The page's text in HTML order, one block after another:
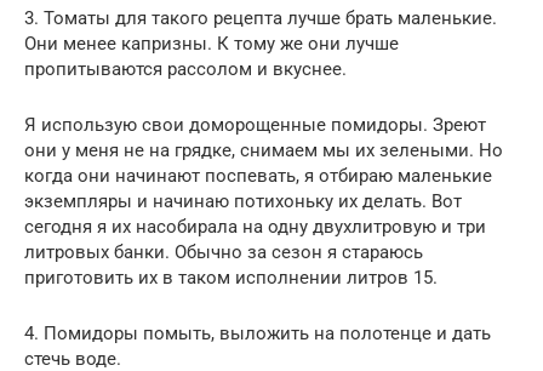
3. Томаты для такого рецепта лучше брать маленькие.
Они менее капризны. К тому же они лучше
пропитываются рассолом и вкуснее.
Я использую свои доморощенные помидоры. Зреют
они у меня не на грядке, снимаем мы их зелеными. Но
когда они начинают поспевать, я отбираю маленькие
экземпляры и начинаю потихоньку их делать. Вот
сегодня я их насобирала на одну двухлитровую и три
литровых банки. Обычно за сезон я стараюсь
приготовить их в таком исполнении литров 15.
4. Помидоры помыть, выложить на полотенце и дать
стечь воде.